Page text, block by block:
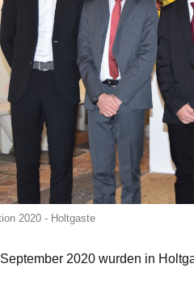
2020 - Holtgaste
2020 wurden in